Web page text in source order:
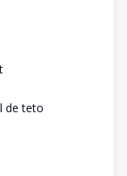
de teto